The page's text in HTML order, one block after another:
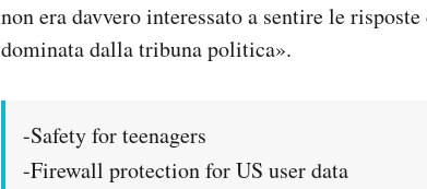
non era davvero interessato a sentire le
dominata dalla tribuna politica».
-Safety for teenagers
-Firewall protection for US user data